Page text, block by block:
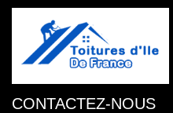
CONTACTEZ-NOUS